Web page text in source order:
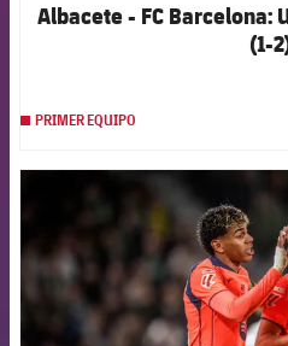
Albacete - FC Barcelona:
(1-
PRIMER EQUIPO